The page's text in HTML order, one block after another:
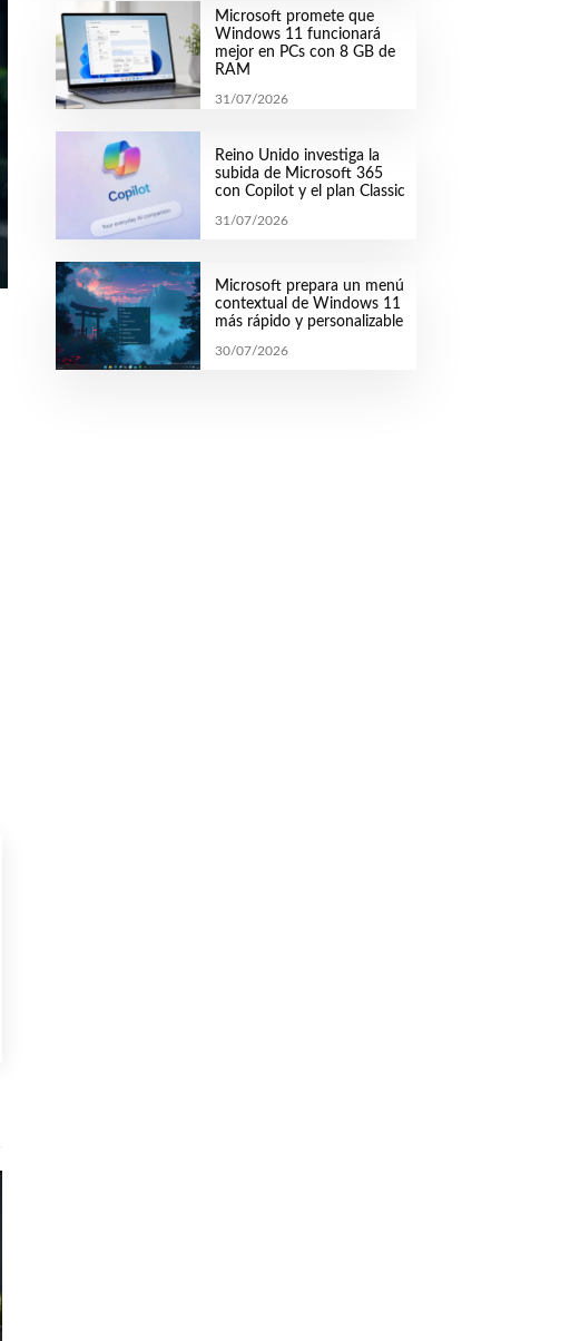
Microsoft promete que
Windows 11 funcionará
mejor en PCs con 8 GB de
RAM
31/07/2026
Reino Unido investiga la
subida de Microsoft 365
con Copilot y el plan Classic
31/07/2026
Microsoft prepara un menú
contextual de Windows 11
más rápido y personalizable
30/07/2026